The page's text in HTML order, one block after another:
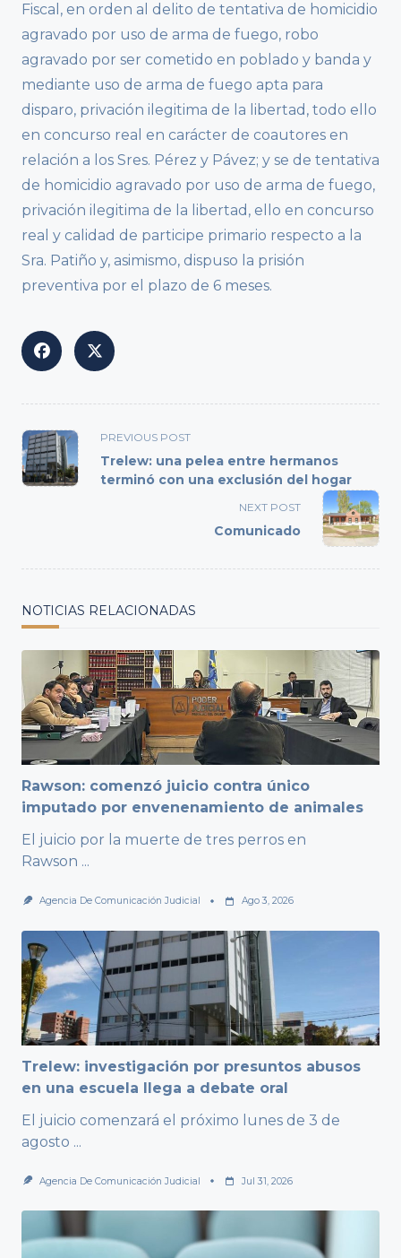
Fiscal, en orden al delito de tentativa de homicidio
agravado por uso de arma de fuego, robo
agravado por ser cometido en poblado y banda y
mediante uso de arma de fuego apta para
disparo, privación ilegitima de la libertad, todo ello
en concurso real en carácter de coautores en
relación a los Sres. Pérez y Pávez; y se de tentativa
de homicidio agravado por uso de arma de fuego,
privación ilegitima de la libertad, ello en concurso
real y calidad de participe primario respecto a la
Sra. Patiño y, asimismo, dispuso la prisión
preventiva por el plazo de 6 meses.
<span
class="nav-
subtitle
PREVIOUS POST
Trelew: una pelea entre hermanos
terminó con una exclusión del hogar
NEXT POST
Comunicado
NOTICIAS RELACIONADAS
Rawson: comenzó juicio contra único
imputado por envenenamiento de animales
El juicio por la muerte de tres perros en
Rawson ...
Agencia De Comunicación Judicial Ago 3, 2026
Trelew: investigación por presuntos abusos
en una escuela llega a debate oral
El juicio comenzará el próximo lunes de 3 de
agosto ...
Agencia De Comunicación Judicial Jul 31, 2026